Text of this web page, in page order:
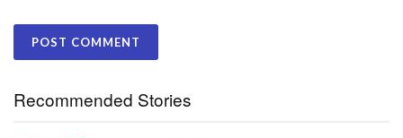
Recommended Stories